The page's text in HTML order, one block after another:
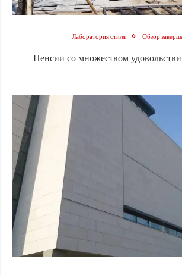
Лаборатория стиля Обзор
Пенсии со множеством